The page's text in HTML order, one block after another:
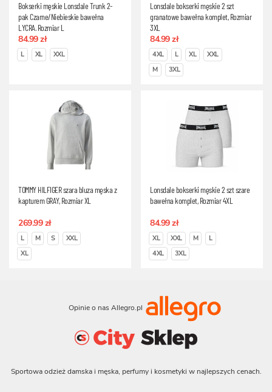
Bokserki męskie Lonsdale Trunk 2-
pak Czarne/Niebieskie bawełna
LYCRA, Rozmiar L
84.99 zł
L XL XXL
Lonsdale bokserki męskie 2 szt
granatowe bawełna komplet, Rozmiar
3XL
84.99 zł
4XL L XL
XXL
M
3XL
TOMMY HILFIGER szara bluza męska z
kapturem GRAY, Rozmiar XL
269.99 zł
L M S
XXL
XL
Lonsdale bokserki męskie 2 szt szare
bawełna komplet, Rozmiar 4XL
84.99 zł
XL XXL M
L
4XL
3XL
Opinie o nas Allegro.pl
Sportowa odzież damska i męska, perfumy i kosmetyki w najlepszych cenach.